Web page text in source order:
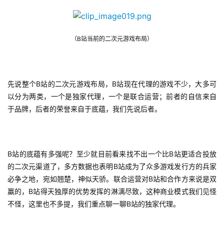
游
茶
游
戏
业
界
（B站当前的二次元游戏布局）
先说整个B站的二次元游戏布局，B站现在代理的游戏不少，大多可
以分为两类，一个是独家代理，一个是联合运营；前者的自信来自
于品牌，后者的荣誉来自于底蕴，我们先说后者。
B站的底蕴有多强呢？至少就目前看来找不出一个比B站更适合投放
的二次元渠道了，多方数据也表明B站成为了众多游戏发行方的兵家
必争之地，宛如翘楚，神似天骄。联合运营对B站和合作方来说是双
赢的，B站得天独厚的优势发挥的淋漓尽致，这种商业模式我们见怪
不怪，这里也不多提，我们重点聊一聊B站的独家代理。